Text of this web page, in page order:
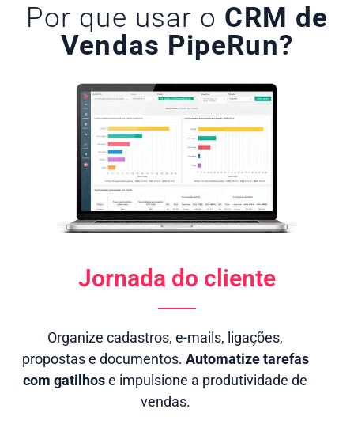
Por que usar o CRM de
Vendas PipeRun?
Jornada do cliente
Organize cadastros, e-mails, ligações,
propostas e documentos. Automatize tarefas
com gatilhose impulsione a produtividade de
vendas.